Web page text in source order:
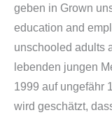
geben in Grown
education and
unschooled adults
lebenden jungen
1999 auf ungefähr
wird geschätzt,